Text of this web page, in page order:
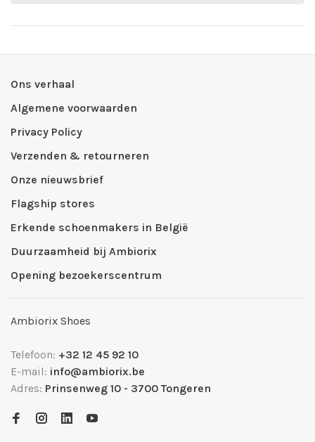
Ons verhaal
Algemene voorwaarden
Privacy Policy
Verzenden & retourneren
Onze nieuwsbrief
Flagship stores
Erkende schoenmakers in België
Duurzaamheid bij Ambiorix
Opening bezoekerscentrum
Ambiorix Shoes
Telefoon: +32 12 45 92 10
E-mail: info@ambiorix.be
Adres: Prinsenweg 10 - 3700 Tongeren